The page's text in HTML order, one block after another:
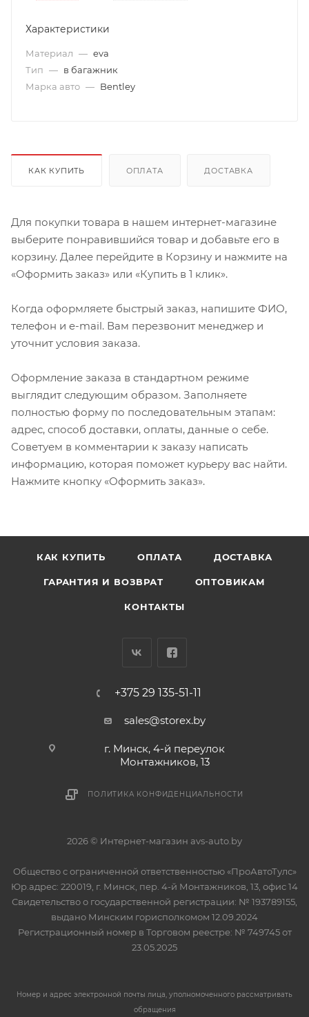
Характеристики
Материал — eva
Тип — в багажник
Марка авто — Bentley
КАК КУПИТЬ ОПЛАТА ДОСТАВКА
Для покупки товара в нашем интернет-магазине
выберите понравившийся товар и добавьте его в
корзину. Далее перейдите в Корзину и нажмите на
«Оформить заказ» или «Купить в 1 клик».
Когда оформляете быстрый заказ, напишите ФИО,
телефон и e-mail. Вам перезвонит менеджер и
уточнит условия заказа.
Оформление заказа в стандартном режиме
выглядит следующим образом. Заполняете
полностью форму по последовательным этапам:
адрес, способ доставки, оплаты, данные о себе.
Советуем в комментарии к заказу написать
информацию, которая поможет курьеру вас найти.
Нажмите кнопку «Оформить заказ».
КАК КУПИТЬ ОПЛАТА ДОСТАВКА
ГАРАНТИЯ И ВОЗВРАТ ОПТОВИКАМ
КОНТАКТЫ
+375 29 135-51-11
sales@storex.by
г. Минск, 4-й переулок
Монтажников, 13
ПОЛИТИКА КОНФИДЕНЦИАЛЬНОСТИ
2026 © Интернет-магазин avs-auto.by
Общество с ограниченной ответственностью «ПроАвтоТулс»
Юр.адрес: 220019, г. Минск, пер. 4-й Монтажников, 13, офис 14
Свидетельство о государственной регистрации: № 193789155,
выдано Минским горисполкомом 12.09.2024
Регистрационный номер в Торговом реестре: № 749745 от
23.05.2025
Номер и адрес электронной почты лица, уполномоченного рассматривать
обращения